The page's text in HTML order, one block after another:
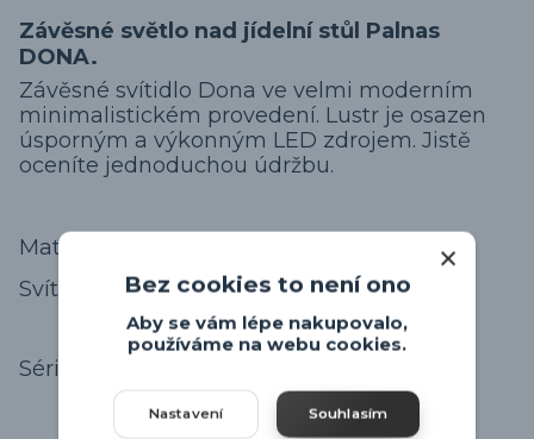
Závěsné světlo nad jídelní stůl Palnas
DONA.
Závěsné svítidlo Dona ve velmi moderním
minimalistickém provedení. Lustr je osazen
úsporným a výkonným LED zdrojem. Jistě
oceníte jednoduchou údržbu.
Materiál svítidla je kov + akryl u LED diod.
Svítidlo osazeno LED úspornými diodami.
Série svítidel
Bez cookies to není ono
Aby se vám lépe nakupovalo,
používáme na webu cookies.
Nastavení Souhlasím